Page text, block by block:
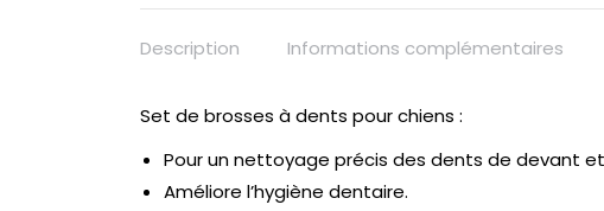
Description Informations complémentaires
Set de brosses à dents pour chiens :
Pour un nettoyage précis des dents de devant
Améliore l’hygiène dentaire.